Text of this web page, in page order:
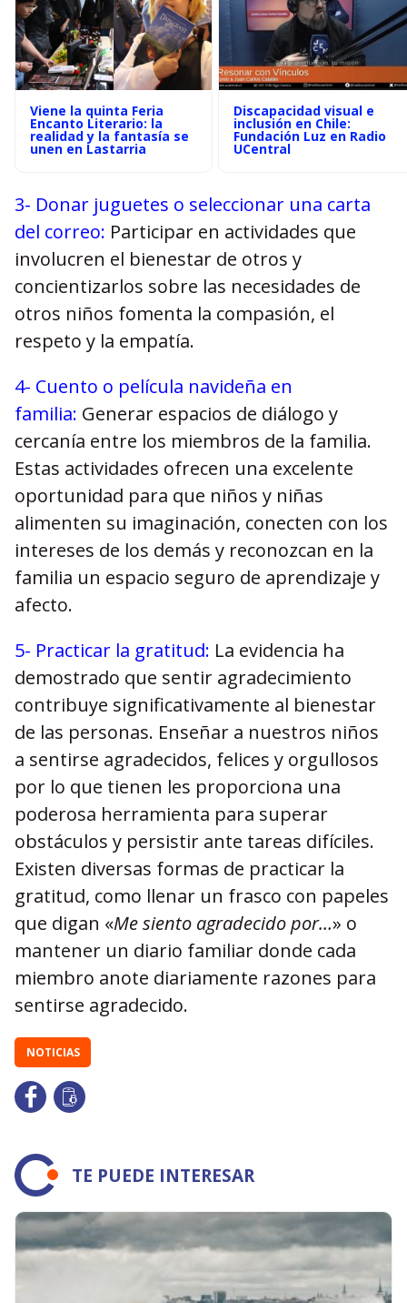
Viene la quinta Feria
Encanto Literario: la
realidad y la fantasía se
unen en Lastarria
Discapacidad visual e
inclusión en Chile:
Fundación Luz en Radio
UCentral
3- Donar juguetes o seleccionar una carta
del correo: Participar en actividades que
involucren el bienestar de otros y
concientizarlos sobre las necesidades de
otros niños fomenta la compasión, el
respeto y la empatía.
4- Cuento o película navideña en
familia: Generar espacios de diálogo y
cercanía entre los miembros de la familia.
Estas actividades ofrecen una excelente
oportunidad para que niños y niñas
alimenten su imaginación, conecten con los
intereses de los demás y reconozcan en la
familia un espacio seguro de aprendizaje y
afecto.
5- Practicar la gratitud: La evidencia ha
demostrado que sentir agradecimiento
contribuye significativamente al bienestar
de las personas. Enseñar a nuestros niños
a sentirse agradecidos, felices y orgullosos
por lo que tienen les proporciona una
poderosa herramienta para superar
obstáculos y persistir ante tareas difíciles.
Existen diversas formas de practicar la
gratitud, como llenar un frasco con papeles
que digan «Me siento agradecido por…» o
mantener un diario familiar donde cada
miembro anote diariamente razones para
sentirse agradecido.
NOTICIAS
TE PUEDE INTERESAR